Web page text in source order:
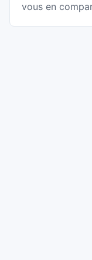
vous en